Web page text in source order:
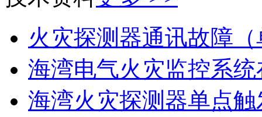
火灾探测器通讯故障
海湾电气火灾监控系统
海湾火灾探测器单点